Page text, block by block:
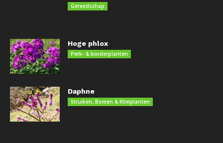
Gereedschap
Hoge phlox
Perk- & borderplanten
Daphne
Struiken, Bomen & Klimplanten